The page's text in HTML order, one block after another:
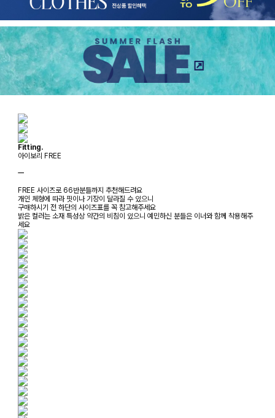
Fitting.
아이보리 FREE
ㅡ
FREE 사이즈로 66반분들까지 추천해드려요
개인 체형에 따라 핏이나 기장이 달라질 수 있으니
구매하시기 전 하단의 사이즈표를 꼭 참고해주세요
밝은 컬러는 소재 특성상 약간의 비침이 있으니 예민하신 분들은 이너와 함께 착용해주
세요